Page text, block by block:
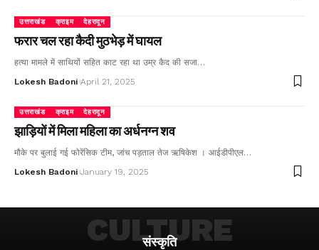
उत्तराखंड क्राइम देहरादून
फरार चल रहा कैदी मुठभेड़ में घायल
हत्या मामले में साथियों सहित काट रहा था उम्र कैद की सजा…
Lokesh Badoni April 21, 2025
उत्तराखंड क्राइम देहरादून
झाड़ियों में मिला महिला का अर्धनग्न शव
मौके पर बुलाई गई फोरेंसिक टीम, जांच पड़ताल तेज ऋषिकेश । आईडीपीएल…
Lokesh Badoni January 19, 2025
संस्कृति
CULTURE